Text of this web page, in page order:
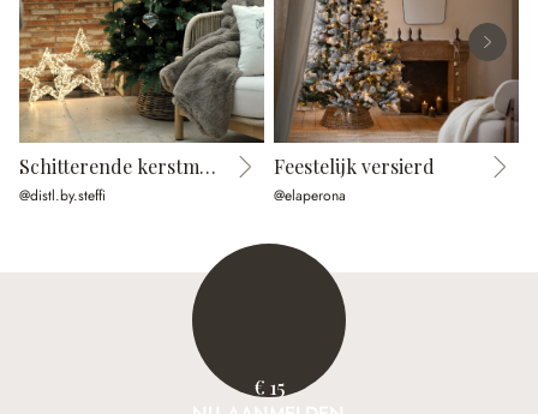
Schitterende kerstmomenten
@distl.by.steffi
Feestelijk versierd
@elaperona
€ 15